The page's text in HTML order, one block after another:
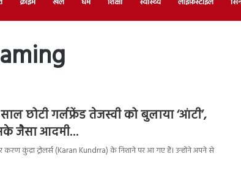
छोटी गर्लफ्रेंड तेजस्वी को बुलाया ‘आंटी’,
जैसा आदमी…
करण कुंद्रा ट्रोलर्स (Karan Kundrra) के निशाने पर आ गए हैं। उन्होंने अपने से